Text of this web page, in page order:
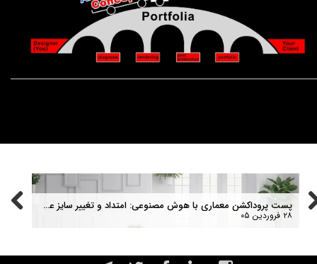
پست پروداکشن معماری با هوش مصنوعی: امتداد و تغییر سایز عکس یا outpainting رندر معماری با هوش مصنوعی+ نمونه پرامپت
۲۸ فروردین ۰۵
کافی نیستند)